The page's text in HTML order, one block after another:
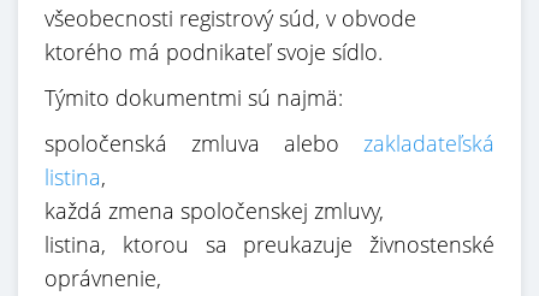
všeobecnosti registrový súd, v obvode
ktorého má podnikateľ svoje sídlo.
Týmito dokumentmi sú najmä:
spoločenská zmluva alebo zakladateľská
listina,
každá zmena spoločenskej zmluvy,
listina, ktorou sa preukazuje živnostenské
oprávnenie,